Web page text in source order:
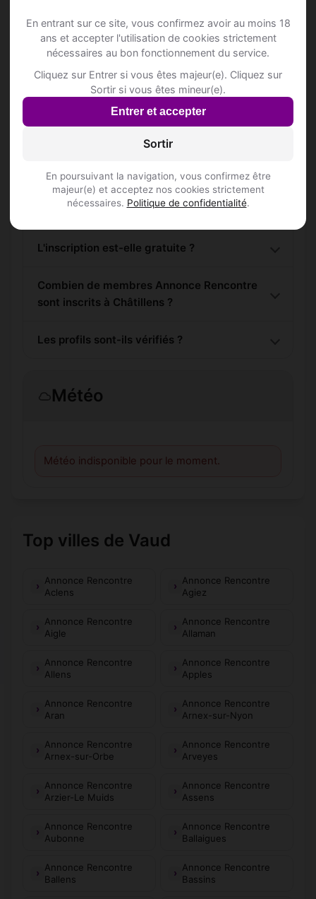
En entrant sur ce site, vous confirmez avoir au moins 18
ans et accepter l'utilisation de cookies strictement
nécessaires au bon fonctionnement du service.
Cliquez sur Entrer si vous êtes majeur(e). Cliquez sur
Sortir si vous êtes mineur(e).
Entrer et accepter
Sortir
En poursuivant la navigation, vous confirmez être
majeur(e) et acceptez nos cookies strictement
nécessaires. Politique de confidentialité.
S'inscrire gratuitement
Questions fréquentes
Comment trouver Annonce Rencontre à
Châtillens ?
L'inscription est-elle gratuite ?
Combien de membres Annonce Rencontre
sont inscrits à Châtillens ?
Les profils sont-ils vérifiés ?
Météo
Météo indisponible pour le moment.
Top villes de Vaud
Annonce Rencontre
Aclens
Annonce Rencontre
Agiez
Annonce Rencontre
Aigle
Annonce Rencontre
Allaman
Annonce Rencontre
Allens
Annonce Rencontre
Apples
Annonce Rencontre
Aran
Annonce Rencontre
Arnex-sur-Nyon
Annonce Rencontre
Arnex-sur-Orbe
Annonce Rencontre
Arveyes
Annonce Rencontre
Arzier-Le Muids
Annonce Rencontre
Assens
Annonce Rencontre
Aubonne
Annonce Rencontre
Ballaigues
Annonce Rencontre
Ballens
Annonce Rencontre
Bassins